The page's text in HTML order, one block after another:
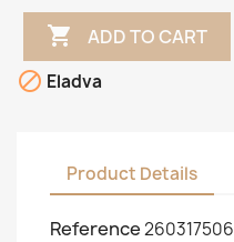
 ADD TO CART
 Eladva
Product Details
Reference260317506